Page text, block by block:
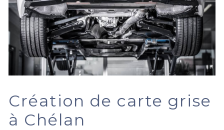
Création de carte grise
à Chélan